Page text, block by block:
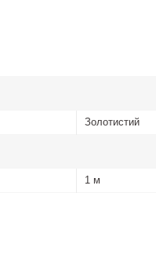
Золотистий
1 м